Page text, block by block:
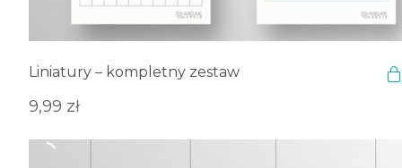
Liniatury – kompletny zestaw
9,99 zł